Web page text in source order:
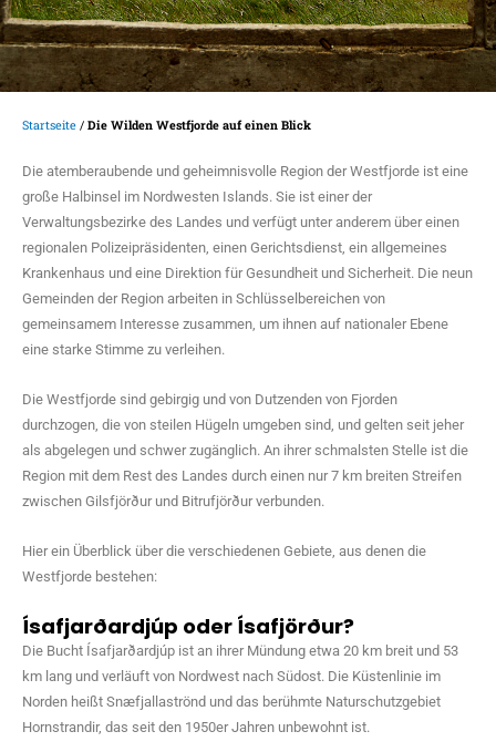
Startseite / Die Wilden Westfjorde auf einen Blick
Die atemberaubende und geheimnisvolle Region der Westfjorde ist eine
große Halbinsel im Nordwesten Islands. Sie ist einer der
Verwaltungsbezirke des Landes und verfügt unter anderem über einen
regionalen Polizeipräsidenten, einen Gerichtsdienst, ein allgemeines
Krankenhaus und eine Direktion für Gesundheit und Sicherheit. Die neun
Gemeinden der Region arbeiten in Schlüsselbereichen von
gemeinsamem Interesse zusammen, um ihnen auf nationaler Ebene
eine starke Stimme zu verleihen.
Die Westfjorde sind gebirgig und von Dutzenden von Fjorden
durchzogen, die von steilen Hügeln umgeben sind, und gelten seit jeher
als abgelegen und schwer zugänglich. An ihrer schmalsten Stelle ist die
Region mit dem Rest des Landes durch einen nur 7 km breiten Streifen
zwischen Gilsfjörður und Bitrufjörður verbunden.
Hier ein Überblick über die verschiedenen Gebiete, aus denen die
Westfjorde bestehen:
Ísafjarðardjúp oder Ísafjörður?
Die Bucht Ísafjarðardjúp ist an ihrer Mündung etwa 20 km breit und 53
km lang und verläuft von Nordwest nach Südost. Die Küstenlinie im
Norden heißt Snæfjallaströnd und das berühmte Naturschutzgebiet
Hornstrandir, das seit den 1950er Jahren unbewohnt ist.